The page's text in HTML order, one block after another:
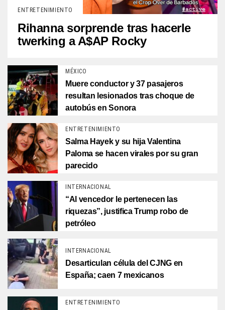
ENTRETENIMIENTO
Rihanna sorprende tras hacerle
twerking a A$AP Rocky
MÉXICO
Muere conductor y 37 pasajeros
resultan lesionados tras choque de
autobús en Sonora
ENTRETENIMIENTO
Salma Hayek y su hija Valentina
Paloma se hacen virales por su gran
parecido
INTERNACIONAL
“Al vencedor le pertenecen las
riquezas”, justifica Trump robo de
petróleo
INTERNACIONAL
Desarticulan célula del CJNG en
España; caen 7 mexicanos
ENTRETENIMIENTO